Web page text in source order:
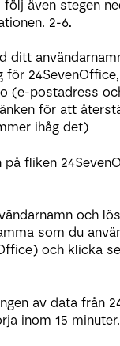
följ även stegen
2-6.
ditt
för
(e-postadress
för att
ihåg det)
på fliken
och
som du
och klicka
av data från
inom 15 minuter.